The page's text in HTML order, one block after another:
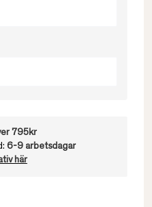
795kr
6-9 arbetsdagar
här